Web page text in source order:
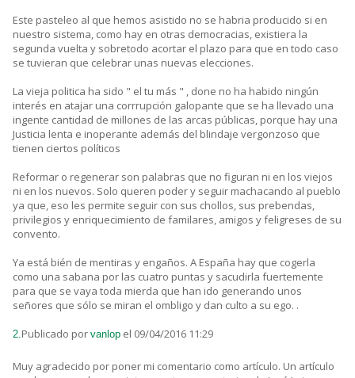
Este pasteleo al que hemos asistido no se habria producido si en
nuestro sistema, como hay en otras democracias, existiera la
segunda vuelta y sobretodo acortar el plazo para que en todo caso
se tuvieran que celebrar unas nuevas elecciones.
La vieja politica ha sido " el tu más " , done no ha habido ningún
interés en atajar una corrrupción galopante que se ha llevado una
ingente cantidad de millones de las arcas públicas, porque hay una
Justicia lenta e inoperante además del blindaje vergonzoso que
tienen ciertos políticos
Reformar o regenerar son palabras que no figuran ni en los viejos
ni en los nuevos. Solo queren poder y seguir machacando al pueblo
ya que, eso les permite seguir con sus chollos, sus prebendas,
privilegios y enriquecimiento de familares, amigos y feligreses de su
convento.
Ya está bién de mentiras y engaños. A España hay que cogerla
como una sabana por las cuatro puntas y sacudirla fuertemente
para que se vaya toda mierda que han ido generando unos
señores que sólo se miran el ombligo y dan culto a su ego. .
2.Publicado por vanlop el 09/04/2016 11:29
Muy agradecido por poner mi comentario como artículo. Un artículo